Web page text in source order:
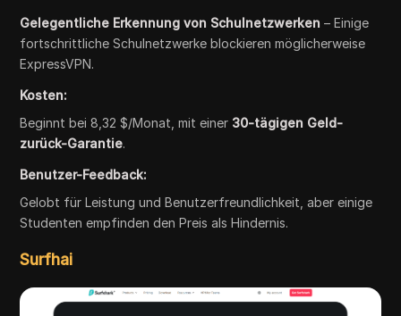
Gelegentliche Erkennung von Schulnetzwerken – Einige
fortschrittliche Schulnetzwerke blockieren möglicherweise
ExpressVPN.
Kosten:
Beginnt bei 8,32 $/Monat, mit einer 30-tägigen Geld-
zurück-Garantie.
Benutzer-Feedback:
Gelobt für Leistung und Benutzerfreundlichkeit, aber einige
Studenten empfinden den Preis als Hindernis.
Surfhai